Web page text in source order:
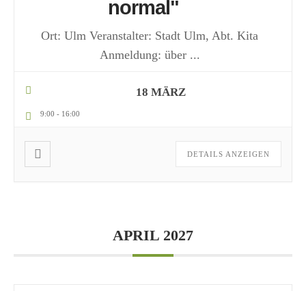
normal"
Ort: Ulm Veranstalter: Stadt Ulm, Abt. Kita
Anmeldung: über ...
18 MÄRZ
9:00 - 16:00
DETAILS ANZEIGEN
APRIL 2027